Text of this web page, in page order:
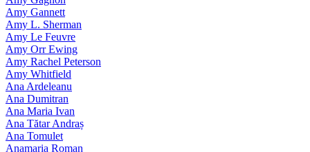
Amy Gannett
Amy L. Sherman
Amy Le Feuvre
Amy Orr Ewing
Amy Rachel Peterson
Amy Whitfield
Ana Ardeleanu
Ana Dumitran
Ana Maria Ivan
Ana Tătar Andraș
Ana Tomulet
Anamaria Roman